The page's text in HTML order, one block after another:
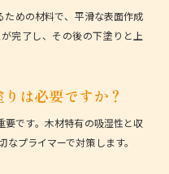
めの材料で、平滑な表面作成
完了し、その後の下塗りと上
は必要ですか？
です。木材特有の吸湿性と収
プライマーで対策します。